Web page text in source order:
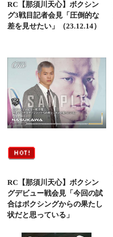
RC【那須川天心】ボクシン
グ3戦目記者会見「圧倒的な
差を見せたい」（23.12.14）
RC【那須川天心】ボクシン
グデビュー戦会見「今回の試
合はボクシングからの果たし
状だと思っている」